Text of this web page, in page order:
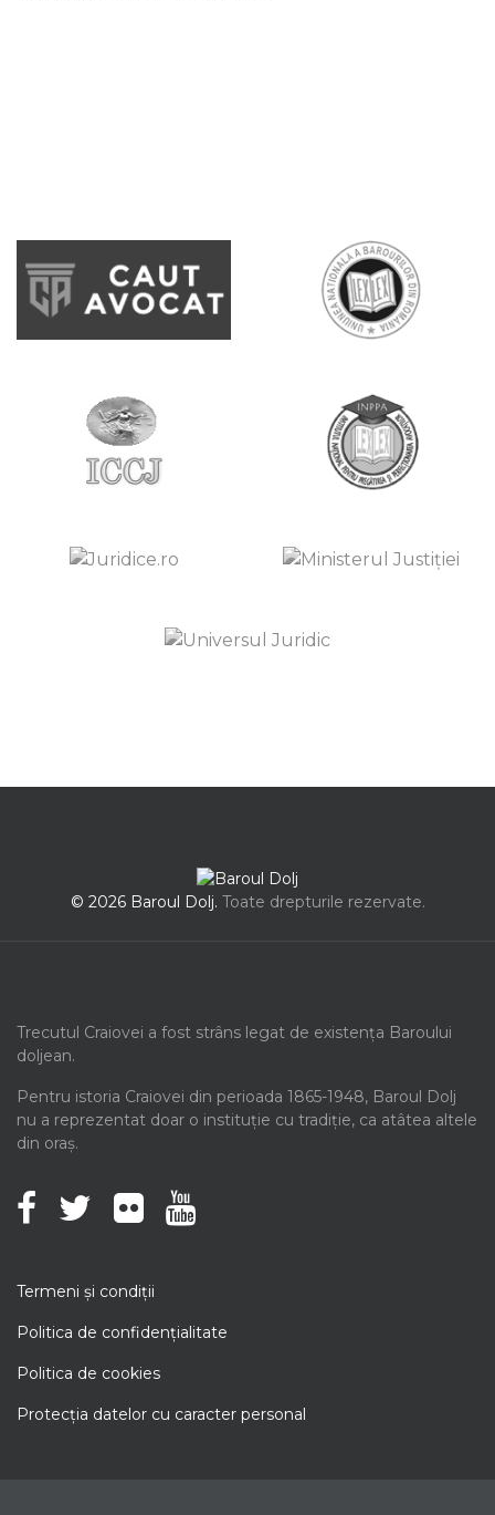
© 2026 Baroul Dolj. Toate drepturile rezervate.
Trecutul Craiovei a fost strâns legat de existența Baroului
doljean.
Pentru istoria Craiovei din perioada 1865-1948, Baroul Dolj
nu a reprezentat doar o instituție cu tradiție, ca atâtea altele
din oraș.
Termeni şi condiţii
Politica de confidenţialitate
Politica de cookies
Protecţia datelor cu caracter personal